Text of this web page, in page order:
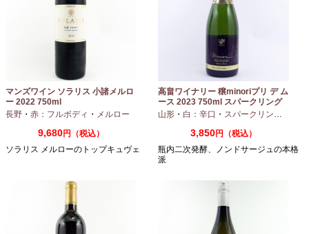
マンズワイン ソラリス 小諸メルロ
ー 2022 750ml
長野 ・ 赤：フルボディ ・ メルロー
9,680円（税込）
ソラリス メルローのトップキュヴェ
高畠ワイナリー 穣minoriプリ デ ム
ース 2023 750ml スパークリング
ワイン
山形 ・ 白：辛口 ・ スパークリングワイン
3,850円（税込）
瓶内二次発酵、ノンドサージュの本格
派